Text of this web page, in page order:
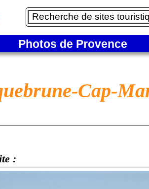
Photos de Provence
Cap-
: